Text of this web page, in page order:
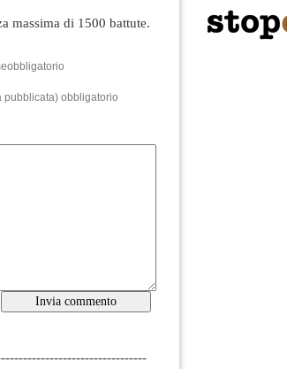
massima di 1500 battute.
pubblicata) obbligatorio